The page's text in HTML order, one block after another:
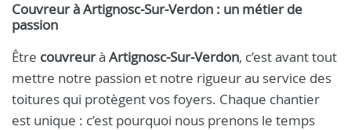
Couvreur à Artignosc‑Sur‑Verdon : un métier de
passion
Être couvreurà Artignosc‑Sur‑Verdon, c’est avant tout
mettre notre passion et notre rigueur au service des
toitures qui protègent vos foyers. Chaque chantier
est unique : c’est pourquoi nous prenons le temps